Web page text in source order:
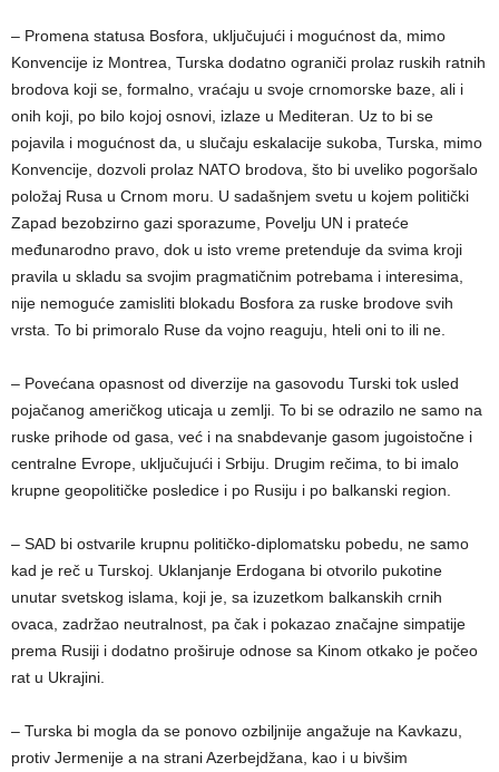
– Promena statusa Bosfora, uključujući i mogućnost da, mimo
Konvencije iz Montrea, Turska dodatno ograniči prolaz ruskih ratnih
brodova koji se, formalno, vraćaju u svoje crnomorske baze, ali i
onih koji, po bilo kojoj osnovi, izlaze u Mediteran. Uz to bi se
pojavila i mogućnost da, u slučaju eskalacije sukoba, Turska, mimo
Konvencije, dozvoli prolaz NATO brodova, što bi uveliko pogoršalo
položaj Rusa u Crnom moru. U sadašnjem svetu u kojem politički
Zapad bezobzirno gazi sporazume, Povelju UN i prateće
međunarodno pravo, dok u isto vreme pretenduje da svima kroji
pravila u skladu sa svojim pragmatičnim potrebama i interesima,
nije nemoguće zamisliti blokadu Bosfora za ruske brodove svih
vrsta. To bi primoralo Ruse da vojno reaguju, hteli oni to ili ne.
– Povećana opasnost od diverzije na gasovodu Turski tok usled
pojačanog američkog uticaja u zemlji. To bi se odrazilo ne samo na
ruske prihode od gasa, već i na snabdevanje gasom jugoistočne i
centralne Evrope, uključujući i Srbiju. Drugim rečima, to bi imalo
krupne geopolitičke posledice i po Rusiju i po balkanski region.
– SAD bi ostvarile krupnu političko-diplomatsku pobedu, ne samo
kad je reč u Turskoj. Uklanjanje Erdogana bi otvorilo pukotine
unutar svetskog islama, koji je, sa izuzetkom balkanskih crnih
ovaca, zadržao neutralnost, pa čak i pokazao značajne simpatije
prema Rusiji i dodatno proširuje odnose sa Kinom otkako je počeo
rat u Ukrajini.
– Turska bi mogla da se ponovo ozbiljnije angažuje na Kavkazu,
protiv Jermenije a na strani Azerbejdžana, kao i u bivšim